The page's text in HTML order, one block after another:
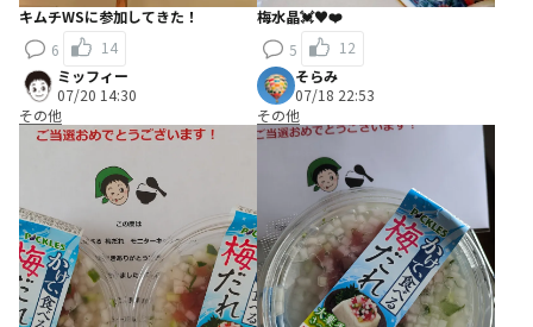
キムチWSに参加してきた！
6
14
梅水晶💓♥️❤️
5
12
ミッフィー
07/20 14:30
その他
そらみ
07/18 22:53
その他